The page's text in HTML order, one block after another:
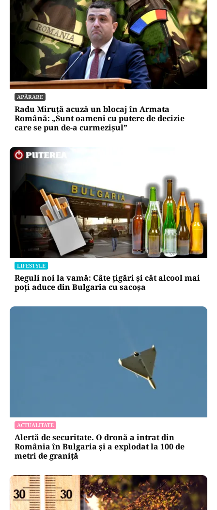
APĂRARE
Radu Miruță acuză un blocaj în Armata
Română: „Sunt oameni cu putere de decizie
care se pun de-a curmezișul”
LIFESTYLE
Reguli noi la vamă: Câte țigări și cât alcool mai
poți aduce din Bulgaria cu sacoșa
ACTUALITATE
Alertă de securitate. O dronă a intrat din
România în Bulgaria şi a explodat la 100 de
metri de graniţă